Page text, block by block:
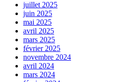
juillet 2025
juin 2025
mai 2025
avril 2025
mars 2025
février 2025
novembre 2024
avril 2024
mars 2024